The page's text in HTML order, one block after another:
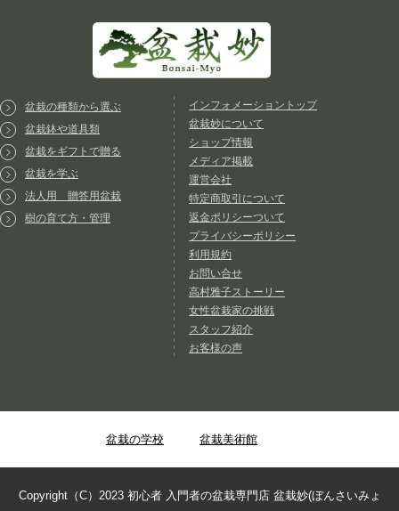
盆栽の種類から選ぶ
盆栽鉢や道具類
盆栽をギフトで贈る
盆栽を学ぶ
法人用 贈答用盆栽
樹の育て方・管理
インフォメーショントップ
盆栽妙について
ショップ情報
メディア掲載
運営会社
特定商取引について
返金ポリシーついて
プライバシーポリシー
利用規約
お問い合せ
高村雅子ストーリー
女性盆栽家の挑戦
スタッフ紹介
お客様の声
盆栽の学校 盆栽美術館
Copyright（C）2023 初心者 入門者の盆栽専門店 盆栽妙(ぼんさいみょ